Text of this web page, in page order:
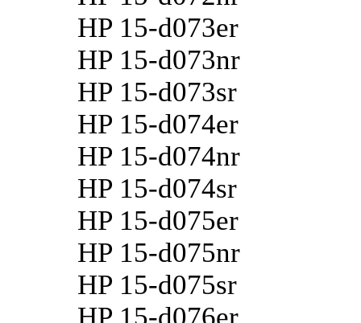
HP 15-d073er
HP 15-d073nr
HP 15-d073sr
HP 15-d074er
HP 15-d074nr
HP 15-d074sr
HP 15-d075er
HP 15-d075nr
HP 15-d075sr